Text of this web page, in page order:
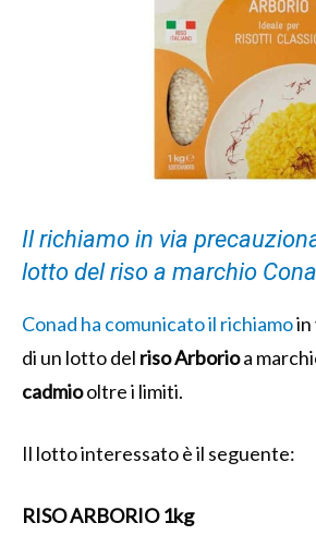
Il richiamo in via
lotto del riso a marchio
Conad ha comunicato il richiamoin
di un lotto del risoArborioa
cadmiooltre i limiti.
Il lotto interessato è il seguente:
RISO ARBORIO 1kg